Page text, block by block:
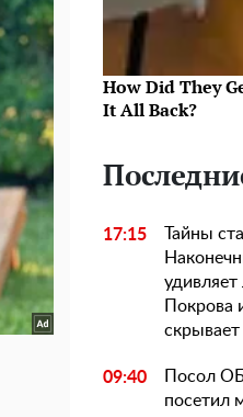
How Did They
It All Back?
17:15
Тайны
удивляет
Покрова
скрывает
09:40
Посол
посетил